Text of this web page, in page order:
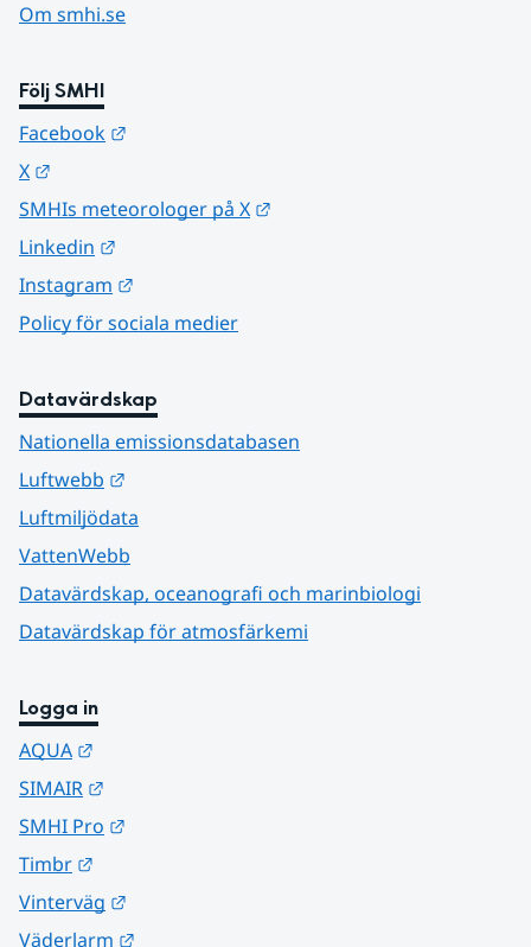
Om smhi.se
Följ SMHI
Facebook
X
SMHIs meteorologer på X
Linkedin
Instagram
Policy för sociala medier
Datavärdskap
Nationella emissionsdatabasen
Luftwebb
Luftmiljödata
VattenWebb
Datavärdskap, oceanografi och marinbiologi
Datavärdskap för atmosfärkemi
Logga in
AQUA
SIMAIR
SMHI Pro
Timbr
Vinterväg
Väderlarm